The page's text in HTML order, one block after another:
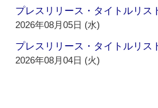
プレスリリース・タイトルリ
2026年08月05日 (水)
プレスリリース・タイトルリ
2026年08月04日 (火)